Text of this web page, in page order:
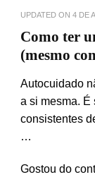
UPDATED ON 4 DE
Como ter
(mesmo
Autocuidado
a si mesma. É
consistentes
…
Gostou do